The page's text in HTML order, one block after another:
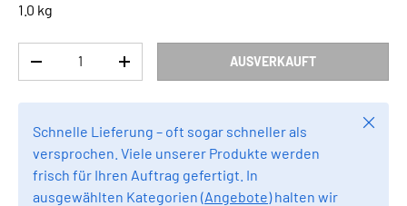
1.0 kg
MENGE VERRINGERNMENGE ERHÖHEN AUSVERKAUFT
Schnelle Lieferung – oft sogar schneller als
versprochen. Viele unserer Produkte werden
frisch für Ihren Auftrag gefertigt. In
ausgewählten Kategorien (Angebote) halten wir